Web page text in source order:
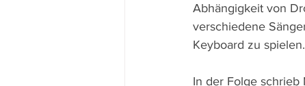
Abhängigkeit von
verschiedene
Keyboard zu spielen.
In der Folge schrieb